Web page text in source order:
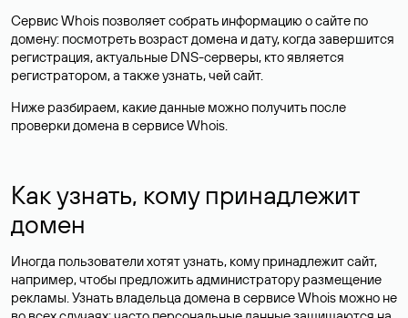
Сервис Whois позволяет собрать информацию о сайте по
домену: посмотреть возраст домена и дату, когда завершится
регистрация, актуальные DNS-серверы, кто является
регистратором, а также узнать, чей сайт.
Ниже разбираем, какие данные можно получить после
проверки домена в сервисе Whois.
Как узнать, кому принадлежит
домен
Иногда пользователи хотят узнать, кому принадлежит сайт,
например, чтобы предложить администратору размещение
рекламы. Узнать владельца домена в сервисе Whois можно не